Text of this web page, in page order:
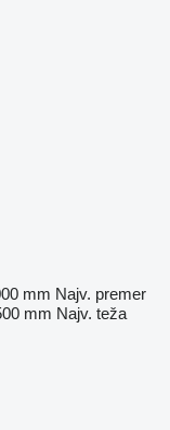
mm Najv. premer
mm Najv. teža